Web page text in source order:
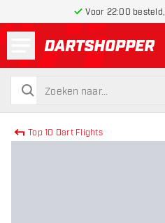
Voor 22:00
terug naar
zoeken
zoeken
Top 10 Dart Flights